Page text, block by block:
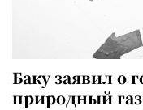
Баку заявил о
природный